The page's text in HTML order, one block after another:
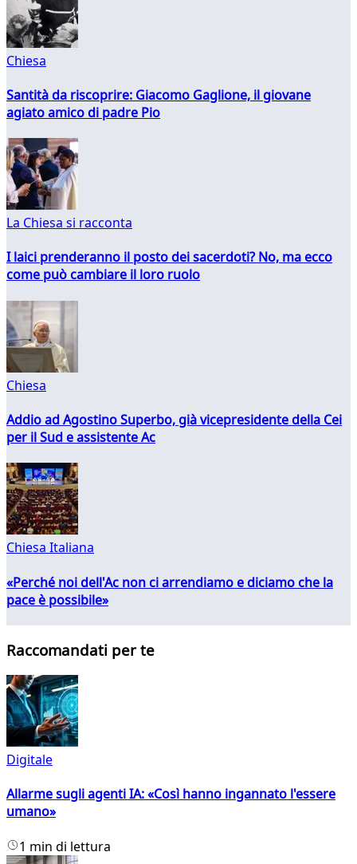
Chiesa
Santità da riscoprire: Giacomo Gaglione, il giovane
agiato amico di padre Pio
La Chiesa si racconta
I laici prenderanno il posto dei sacerdoti? No, ma ecco
come può cambiare il loro ruolo
Chiesa
Addio ad Agostino Superbo, già vicepresidente della Cei
per il Sud e assistente Ac
Chiesa Italiana
«Perché noi dell'Ac non ci arrendiamo e diciamo che la
pace è possibile»
Raccomandati per te
Digitale
Allarme sugli agenti IA: «Così hanno ingannato l'essere
umano»
1 min di lettura